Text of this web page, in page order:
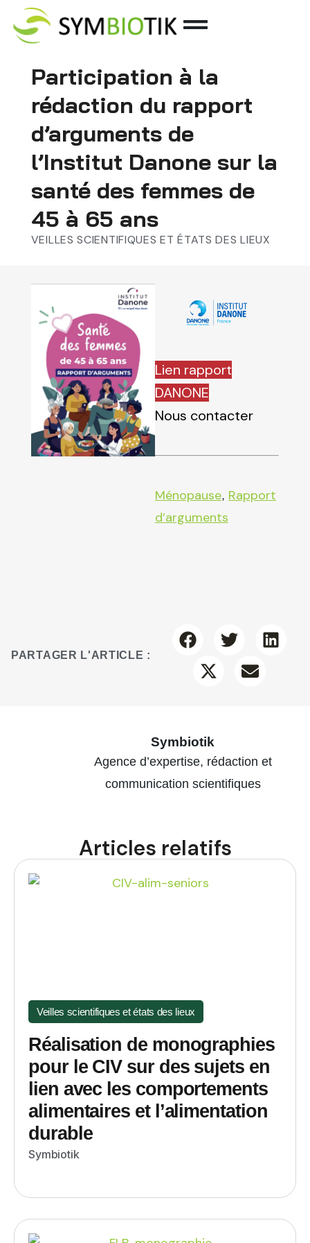
Participation à la
rédaction du rapport
d’arguments de
l’Institut Danone sur la
santé des femmes de
45 à 65 ans
VEILLES SCIENTIFIQUES ET ÉTATS DES LIEUX
Lien rapport
DANONE
Nous contacter
Ménopause, Rapport
d’arguments
PARTAGER L'ARTICLE :
Symbiotik
Agence d’expertise, rédaction et
communication scientifiques
Articles relatifs
Veilles scientifiques et états des lieux
Réalisation de monographies
pour le CIV sur des sujets en
lien avec les comportements
alimentaires et l’alimentation
durable
Symbiotik